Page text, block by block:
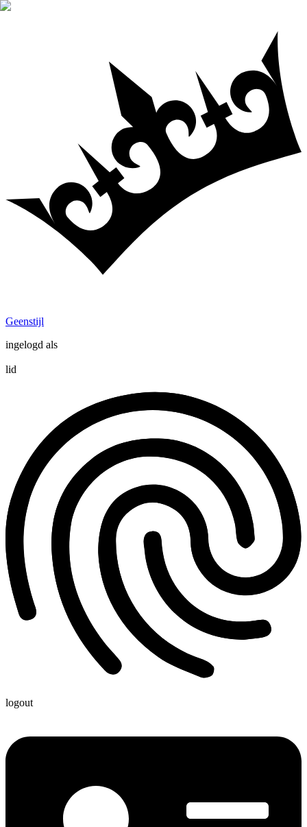
Geenstijl
ingelogd als
lid
logout